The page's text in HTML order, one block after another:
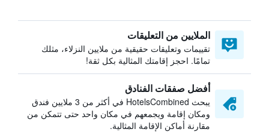
الملايين من التعليقات
تقييمات وتعليقات حقيقية من ملايين النزلاء، مثلك
تمامًا. احجز إقامتك المثالية بكل ثقة!
أفضل صفقات الفنادق
يبحث HotelsCombined في أكثر من 3 ملايين فندق
ومكان إقامة ويجمعهم في مكان واحد حتى تتمكن من
مقارنة أماكن الإقامة المثالية.